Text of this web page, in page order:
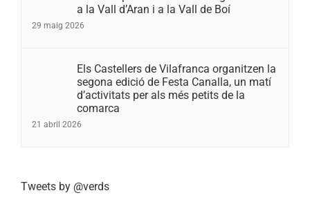
a la Vall d’Aran i a la Vall de Boí
29 maig 2026
Els Castellers de Vilafranca organitzen la
segona edició de Festa Canalla, un matí
d’activitats per als més petits de la
comarca
21 abril 2026
Tweets by @verds